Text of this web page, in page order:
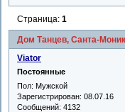
Дом Танцев, Санта-
Страница:1
Viator
Постоянные
Пол: Мужской
Зарегистрирован: 08.07.16
Сообщений: 4132